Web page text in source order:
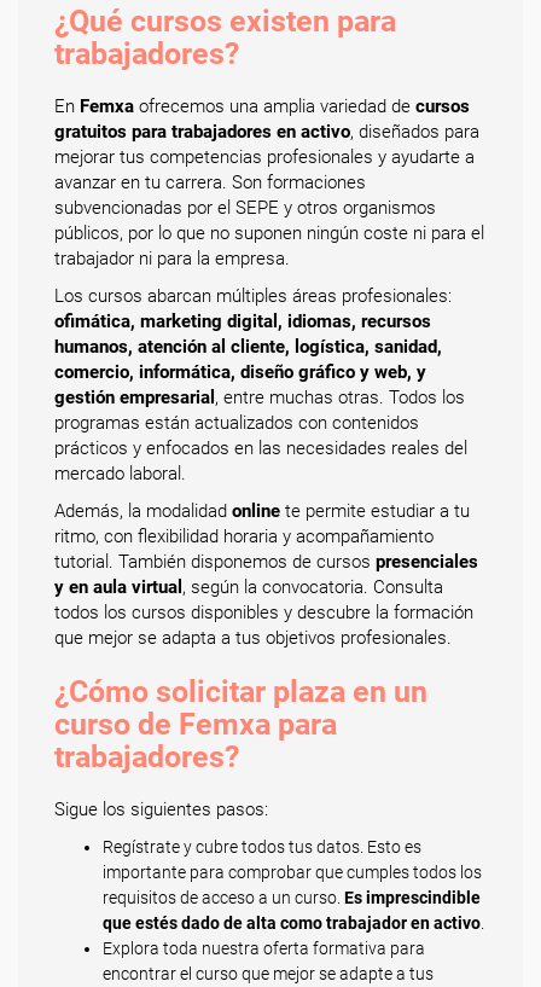
¿Qué cursos existen para
trabajadores?
En Femxa ofrecemos una amplia variedad de cursos
gratuitos para trabajadores en activo, diseñados para
mejorar tus competencias profesionales y ayudarte a
avanzar en tu carrera. Son formaciones
subvencionadas por el SEPE y otros organismos
públicos, por lo que no suponen ningún coste ni para el
trabajador ni para la empresa.
Los cursos abarcan múltiples áreas profesionales:
ofimática, marketing digital, idiomas, recursos
humanos, atención al cliente, logística, sanidad,
comercio, informática, diseño gráfico y web, y
gestión empresarial , entre muchas otras. Todos los
programas están actualizados con contenidos
prácticos y enfocados en las necesidades reales del
mercado laboral.
Además, la modalidad online te permite estudiar a tu
ritmo, con flexibilidad horaria y acompañamiento
tutorial. También disponemos de cursos presenciales
y en aula virtual , según la convocatoria. Consulta
todos los cursos disponibles y descubre la formación
que mejor se adapta a tus objetivos profesionales.
¿Cómo solicitar plaza en un
curso de Femxa para
trabajadores?
Sigue los siguientes pasos:
Regístrate y cubre todos tus datos. Esto es
importante para comprobar que cumples todos los
requisitos de acceso a un curso. Es imprescindible
que estés dado de alta como trabajador en activo
Explora toda nuestra oferta formativa para
encontrar el curso que mejor se adapte a tus